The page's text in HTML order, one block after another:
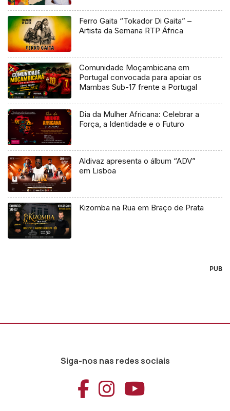
Ferro Gaita “Tokador Di Gaita” –
Artista da Semana RTP África
Comunidade Moçambicana em
Portugal convocada para apoiar os
Mambas Sub-17 frente a Portugal
Dia da Mulher Africana: Celebrar a
Força, a Identidade e o Futuro
Aldivaz apresenta o álbum “ADV”
em Lisboa
Kizomba na Rua em Braço de Prata
PUB
Siga-nos nas redes sociais
Aceder ao
Aceder ao
Aceder